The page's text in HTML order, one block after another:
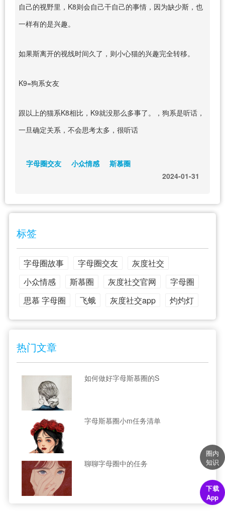
自己的视野里，K8则会自己干自己的事情，因为缺少斯，也
一样有的是兴趣。
如果斯离开的视线时间久了，则小心猫的兴趣完全转移。
K9=狗系女友
跟以上的猫系K8相比，K9就没那么多事了。，狗系是听话，
一旦确定关系，不会思考太多，很听话
字母圈交友 小众情感
斯慕圈
2024-01-31
标签
字母圈故事 字母圈交友
灰度社交
小众情感
斯慕圈 灰度社交官网
字母圈
思慕 字母圈
飞蛾 灰度社交app 灼灼灯
热门文章
如何做好字母斯慕圈的S
字母斯慕圈小m任务清单
聊聊字母圈中的任务
圈内
知识
下载
App